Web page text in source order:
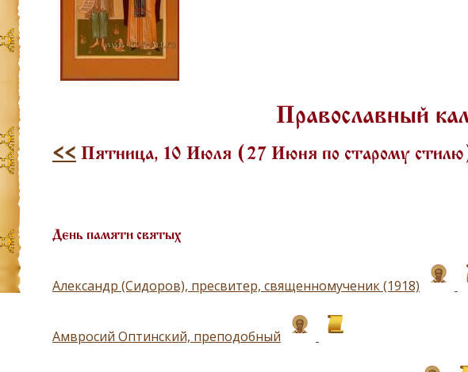
Православный
<< Пятница, 10 Июля (27 Июня по старому
День памяти святых
Александр (Сидоров), пресвитер, священномученик (1918)
Амвросий Оптинский, преподобный